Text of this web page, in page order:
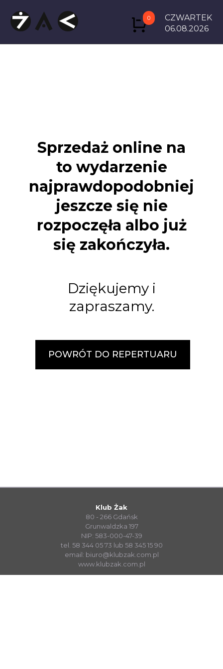
0
CZWARTEK
06.08.2026
Sprzedaż online na
to wydarzenie
najprawdopodobniej
jeszcze się nie
rozpoczęła albo już
się zakończyła.
Dziękujemy i
zapraszamy.
POWRÓT DO REPERTUARU
Klub Żak
80 - 266 Gdańsk
Grunwaldzka 197
NIP: 583-000-47-39
tel. 58 344 05 73 lub 58 345 15 90
email: biuro@klubzak.com.pl
www.klubzak.com.pl